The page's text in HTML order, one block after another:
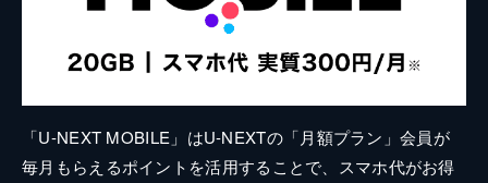
「U-NEXT MOBILE」はU-NEXTの「月額プラン」会員が
毎月もらえるポイントを活用することで、スマホ代がお得